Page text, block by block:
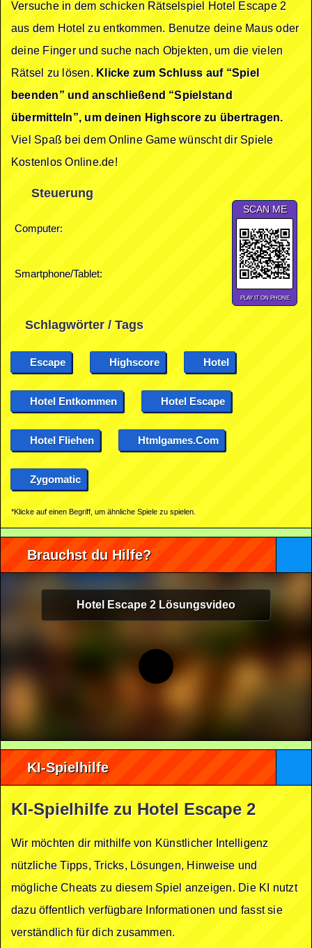
Versuche in dem schicken Rätselspiel Hotel Escape 2
aus dem Hotel zu entkommen. Benutze deine Maus oder
deine Finger und suche nach Objekten, um die vielen
Rätsel zu lösen. Klicke zum Schluss auf “Spiel
beenden” und anschließend “Spielstand
übermitteln”, um deinen Highscore zu übertragen.
Viel Spaß bei dem Online Game wünscht dir Spiele
Kostenlos Online.de!
Steuerung
Computer:
Smartphone/Tablet:
SCAN ME
PLAY IT ON PHONE
Schlagwörter / Tags
Escape Highscore Hotel
Hotel Entkommen Hotel Escape
Hotel Fliehen Htmlgames.com
Zygomatic
*Klicke auf einen Begriff, um ähnliche Spiele zu spielen.
Brauchst du Hilfe?
Hotel Escape 2 Lösungsvideo
KI-Spielhilfe
KI-Spielhilfe zu Hotel Escape 2
Wir möchten dir mithilfe von Künstlicher Intelligenz
nützliche Tipps, Tricks, Lösungen, Hinweise und
mögliche Cheats zu diesem Spiel anzeigen. Die KI nutzt
dazu öffentlich verfügbare Informationen und fasst sie
verständlich für dich zusammen.